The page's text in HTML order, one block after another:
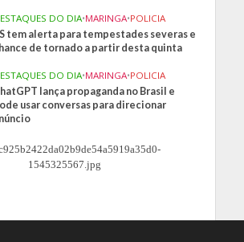
DO DIA•MARINGA•POLICIA
tem alerta para tempestades severas e
de tornado a partir desta quinta
DO DIA•MARINGA•POLICIA
lança propaganda no Brasil e
usar conversas para direcionar